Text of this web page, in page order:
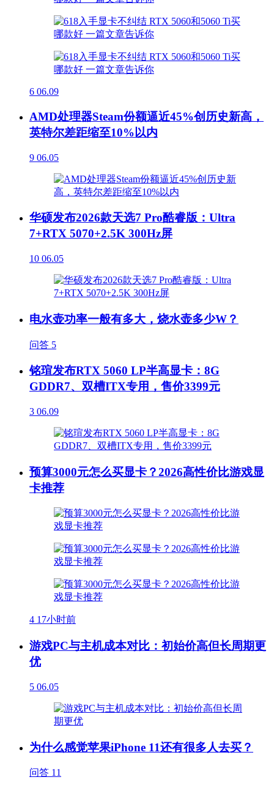
6 06.09
AMD处理器Steam份额逼近45%创历史新高，
英特尔差距缩至10%以内
9 06.05
华硕发布2026款天选7 Pro酷睿版：Ultra
7+RTX 5070+2.5K 300Hz屏
10 06.05
电水壶功率一般有多大，烧水壶多少W？
问答 5
铭瑄发布RTX 5060 LP半高显卡：8G
GDDR7、双槽ITX专用，售价3399元
3 06.09
预算3000元怎么买显卡？2026高性价比游戏显
卡推荐
4 17小时前
游戏PC与主机成本对比：初始价高但长周期更
优
5 06.05
为什么感觉苹果iPhone 11还有很多人去买？
问答 11